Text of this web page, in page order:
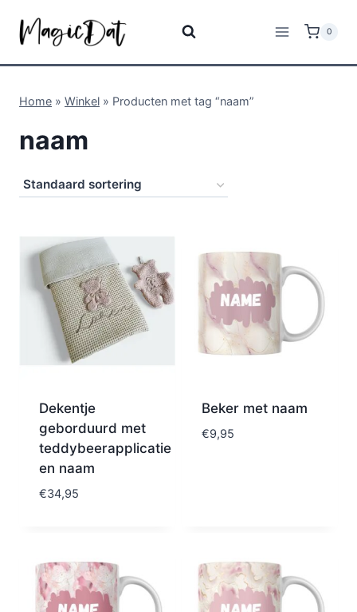
0
Home » Winkel » Producten met tag “naam”
naam
Dekentje
geborduurd met
teddybeerapplicatie
en naam
€34,95
Beker met naam
€9,95